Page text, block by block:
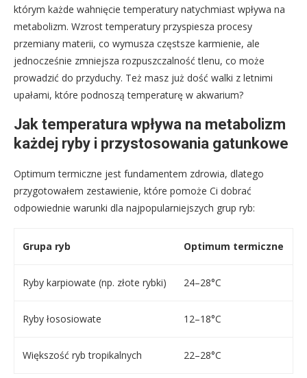
którym każde wahnięcie temperatury natychmiast wpływa na
metabolizm. Wzrost temperatury przyspiesza procesy
przemiany materii, co wymusza częstsze karmienie, ale
jednocześnie zmniejsza rozpuszczalność tlenu, co może
prowadzić do przyduchy. Też masz już dość walki z letnimi
upałami, które podnoszą temperaturę w akwarium?
Jak temperatura wpływa na metabolizm
każdej ryby i przystosowania gatunkowe
Optimum termiczne jest fundamentem zdrowia, dlatego
przygotowałem zestawienie, które pomoże Ci dobrać
odpowiednie warunki dla najpopularniejszych grup ryb:
Grupa ryb Optimum termiczne
Ryby karpiowate (np. złote rybki) 24–28°C
Ryby łososiowate 12–18°C
Większość ryb tropikalnych 22–28°C